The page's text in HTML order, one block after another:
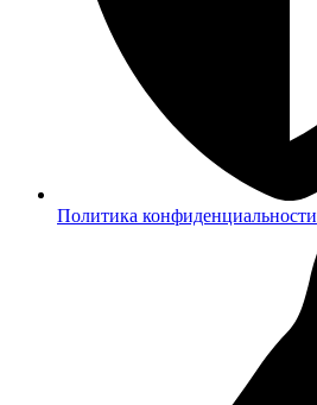
Политика конфиденциальности